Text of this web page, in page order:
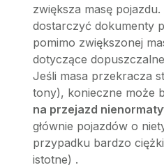
zwiększa masę
dostarczyć dokumenty
pomimo zwiększonej
dotyczące
Jeśli masa przekracza
tony), konieczne może
na przejazd
głównie pojazdów o
przypadku bardzo
istotne) .